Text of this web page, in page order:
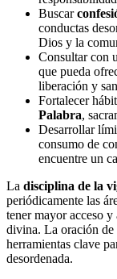
Buscar
conductas
Dios y la
Consultar con
que pueda
liberación y
Fortalecer
Palabra,
Desarrollar
consumo de
encuentre un
La disciplina de la
periódicamente las
tener mayor acceso y
divina. La oración de
herramientas clave
desordenada.